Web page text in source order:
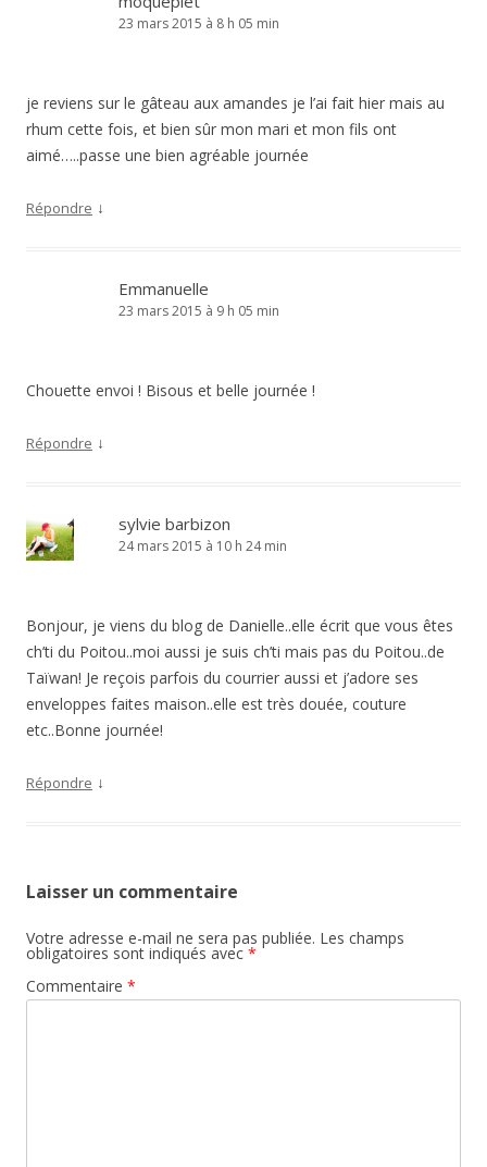
23 mars 2015 à 8 h 05 min
je reviens sur le gâteau aux amandes je l’ai fait hier mais au
rhum cette fois, et bien sûr mon mari et mon fils ont
aimé…..passe une bien agréable journée
Répondre ↓
Emmanuelle
23 mars 2015 à 9 h 05 min
Chouette envoi ! Bisous et belle journée !
Répondre ↓
sylvie barbizon
24 mars 2015 à 10 h 24 min
Bonjour, je viens du blog de Danielle..elle écrit que vous êtes
ch’ti du Poitou..moi aussi je suis ch’ti mais pas du Poitou..de
Taïwan! Je reçois parfois du courrier aussi et j’adore ses
enveloppes faites maison..elle est très douée, couture
etc..Bonne journée!
Répondre ↓
Laisser un commentaire
Votre adresse e-mail ne sera pas publiée. Les champs
obligatoires sont indiqués avec *
Commentaire *